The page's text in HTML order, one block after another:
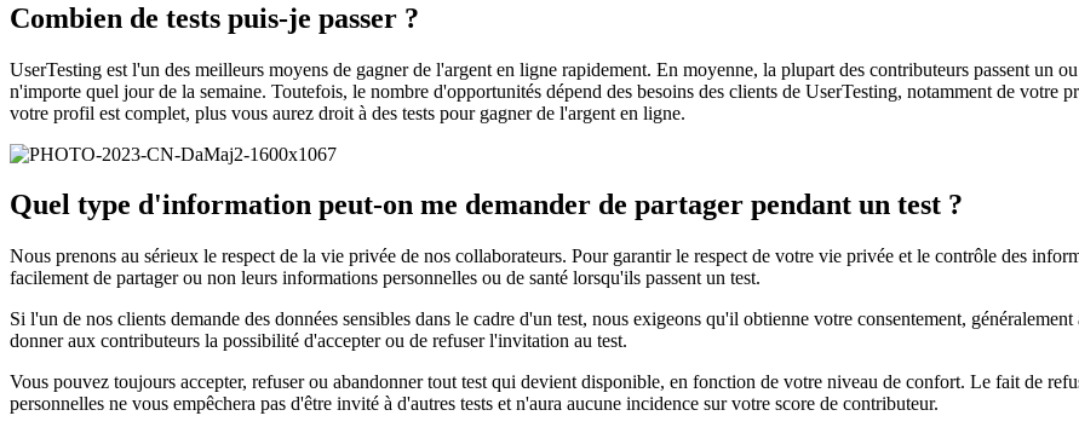
Combien de tests puis-je passer ?
UserTesting est l'un des meilleurs moyens de gagner de l'argent en ligne rapidement. En moyenne, la plupart des contributeurs passent un
n'importe quel jour de la semaine. Toutefois, le nombre d'opportunités dépend des besoins des clients de UserTesting, notamment de votre
votre profil est complet, plus vous aurez droit à des tests pour gagner de l'argent en ligne.
Quel type d'information peut-on me demander de partager pendant un test ?
Nous prenons au sérieux le respect de la vie privée de nos collaborateurs. Pour garantir le respect de votre vie privée et le contrôle des
facilement de partager ou non leurs informations personnelles ou de santé lorsqu'ils passent un test.
Si l'un de nos clients demande des données sensibles dans le cadre d'un test, nous exigeons qu'il obtienne votre consentement,
donner aux contributeurs la possibilité d'accepter ou de refuser l'invitation au test.
Vous pouvez toujours accepter, refuser ou abandonner tout test qui devient disponible, en fonction de votre niveau de confort. Le fait de
personnelles ne vous empêchera pas d'être invité à d'autres tests et n'aura aucune incidence sur votre score de contributeur.